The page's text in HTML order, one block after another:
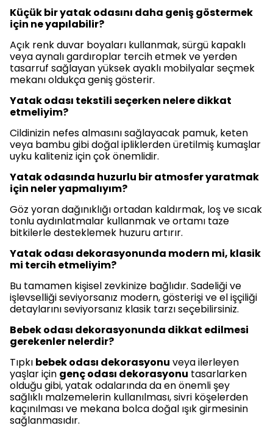
Küçük bir yatak odasını daha geniş göstermek
için ne yapılabilir?
Açık renk duvar boyaları kullanmak, sürgü kapaklı
veya aynalı gardıroplar tercih etmek ve yerden
tasarruf sağlayan yüksek ayaklı mobilyalar seçmek
mekanı oldukça geniş gösterir.
Yatak odası tekstili seçerken nelere dikkat
etmeliyim?
Cildinizin nefes almasını sağlayacak pamuk, keten
veya bambu gibi doğal ipliklerden üretilmiş kumaşlar
uyku kaliteniz için çok önemlidir.
Yatak odasında huzurlu bir atmosfer yaratmak
için neler yapmalıyım?
Göz yoran dağınıklığı ortadan kaldırmak, loş ve sıcak
tonlu aydınlatmalar kullanmak ve ortamı taze
bitkilerle desteklemek huzuru artırır.
Yatak odası dekorasyonunda modern mi, klasik
mi tercih etmeliyim?
Bu tamamen kişisel zevkinize bağlıdır. Sadeliği ve
işlevselliği seviyorsanız modern, gösterişi ve el işçiliği
detaylarını seviyorsanız klasik tarzı seçebilirsiniz.
Bebek odası dekorasyonunda dikkat edilmesi
gerekenler nelerdir?
Tıpkı bebek odası dekorasyonu veya ilerleyen
yaşlar için genç odası dekorasyonu tasarlarken
olduğu gibi, yatak odalarında da en önemli şey
sağlıklı malzemelerin kullanılması, sivri köşelerden
kaçınılması ve mekana bolca doğal ışık girmesinin
sağlanmasıdır.